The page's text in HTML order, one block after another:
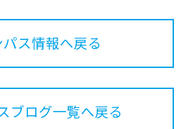
ス情報へ戻る
ブログ一覧へ戻る